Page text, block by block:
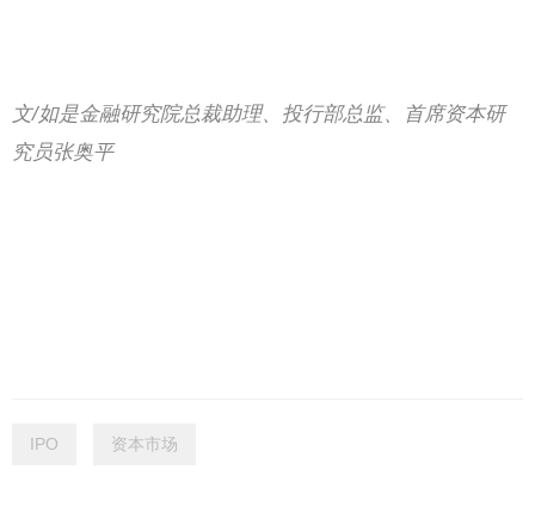
文/如是金融研究院总裁助理、投行部总监、首席资本研
究员张奥平
IPO 资本市场